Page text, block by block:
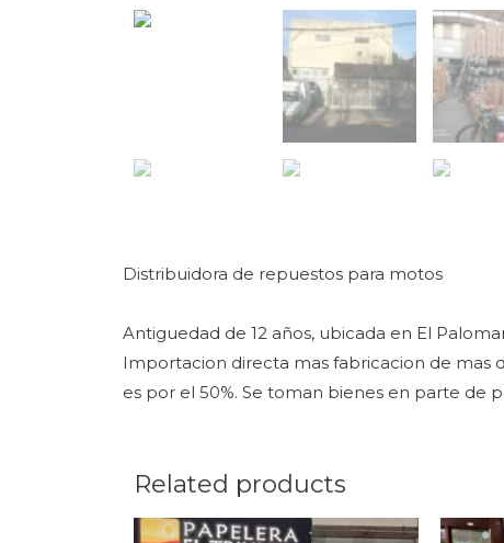
Distribuidora de repuestos para motos
Antiguedad de 12 años, ubicada en El
Importacion directa mas fabricacion de mas
es por el 50%. Se toman bienes en parte de
Related products